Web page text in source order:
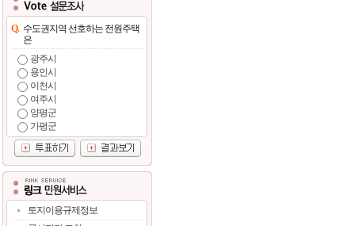
Q. 수도권지역 선호하는 전원주택
은
광주시
용인시
이천시
여주시
양평군
가평군
토지이용규제정보